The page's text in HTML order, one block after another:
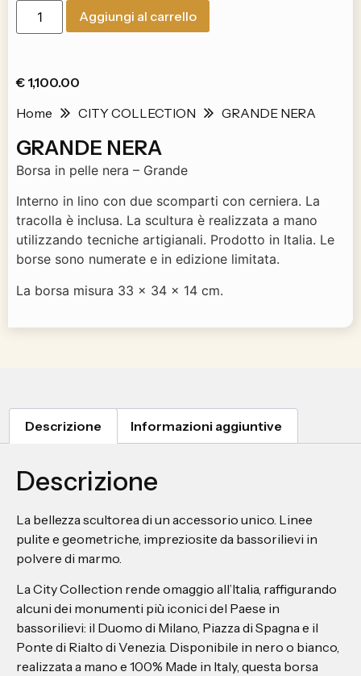
Home CITY COLLECTION GRANDE NERA
GRANDE NERA
Borsa in pelle nera – Grande
Interno in lino con due scomparti con cerniera. La
tracolla è inclusa. La scultura è realizzata a mano
utilizzando tecniche artigianali. Prodotto in Italia. Le
borse sono numerate e in edizione limitata.
La borsa misura 33 x 34 x 14 cm.
€ 1,100.00
Aggiungi al carrello
Descrizione Informazioni aggiuntive
Descrizione
La bellezza scultorea di un accessorio unico. Linee
pulite e geometriche, impreziosite da bassorilievi in ​​
polvere di marmo.
La City Collection rende omaggio all’Italia, raffigurando
alcuni dei monumenti più iconici del Paese in
bassorilievi: il Duomo di Milano, Piazza di Spagna e il
Ponte di Rialto di Venezia. Disponibile in nero o bianco,
realizzata a mano e 100% Made in Italy, questa borsa